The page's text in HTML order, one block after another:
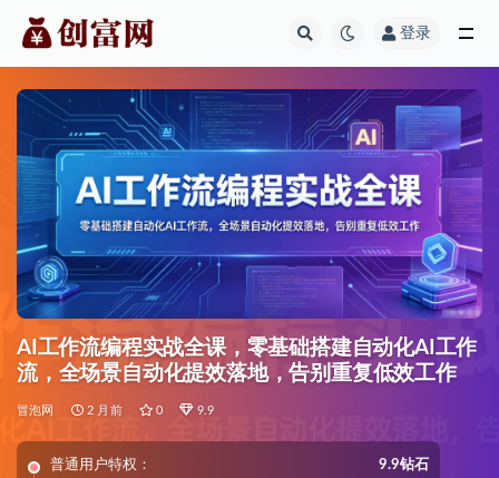
登录
AI工作流编程实战全课，零基础搭建自动化AI工作
流，全场景自动化提效落地，告别重复低效工作
冒泡网 2 月前 0 9.9
普通用户特权： 9.9钻石